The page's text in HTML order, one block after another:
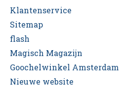
Klantenservice
Sitemap
flash
Magisch Magazijn
Goochelwinkel Amsterdam
Nieuwe website